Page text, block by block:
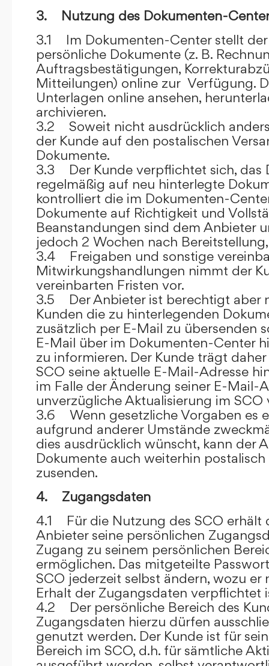
3. Nutzung des Dokumenten-
3.1 Im Dokumenten-Center stellt
persönliche Dokumente (z. B.
Auftragsbestätigungen,
Mitteilungen) online zur Verfügung.
Unterlagen online ansehen,
archivieren.
3.2 Soweit nicht ausdrücklich
der Kunde auf den postalischen
Dokumente.
3.3 Der Kunde verpflichtet sich, das
regelmäßig auf neu hinterlegte
kontrolliert die im Dokumenten-
Dokumente auf Richtigkeit und
Beanstandungen sind dem Anbieter
jedoch 2 Wochen nach
3.4 Freigaben und sonstige
Mitwirkungshandlungen nimmt der
vereinbarten Fristen vor.
3.5 Der Anbieter ist berechtigt aber
Kunden die zu hinterlegenden
zusätzlich per E-Mail zu übersenden
E-Mail über im Dokumenten-Center
zu informieren. Der Kunde trägt
SCO seine aktuelle E-Mail-Adresse
im Falle der Änderung seiner E-Mail-
unverzügliche Aktualisierung im SCO
3.6 Wenn gesetzliche Vorgaben es
aufgrund anderer Umstände
dies ausdrücklich wünscht, kann der
Dokumente auch weiterhin
zusenden.
4. Zugangsdaten
4.1 Für die Nutzung des SCO erhält
Anbieter seine persönlichen
Zugang zu seinem persönlichen
ermöglichen. Das mitgeteilte
SCO jederzeit selbst ändern, wozu er
Erhalt der Zugangsdaten verpflichtet
4.2 Der persönliche Bereich des
Zugangsdaten hierzu dürfen
genutzt werden. Der Kunde ist für
Bereich im SCO, d.h. für sämtliche